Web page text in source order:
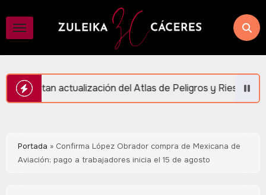
contenido
del Atlas de Peligros y Riesgos en Puerto Morelos
Portada » Confirma López Obrador compra de Mexicana de
Aviación; pago a trabajadores inicia el 15 de agosto